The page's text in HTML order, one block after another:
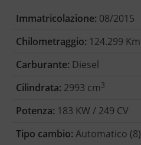
Immatricolazione: 08/2015
Chilometraggio: 124.299 Km
Carburante: Diesel
Cilindrata: 2993 cm3
Potenza: 183 KW / 249 CV
Tipo cambio: Automatico (8)